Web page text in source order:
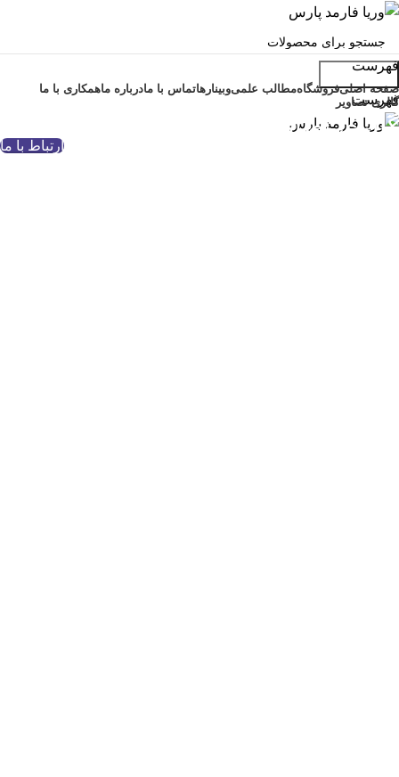
جست و جو
فهرست
ارتباط با ما
فهرست
صفحه اصلیفروشگاهمطالب علمیوبینارهاتماس با مادرباره ماهمکاری با ما
گالری تصاویر
گالری تصاویر